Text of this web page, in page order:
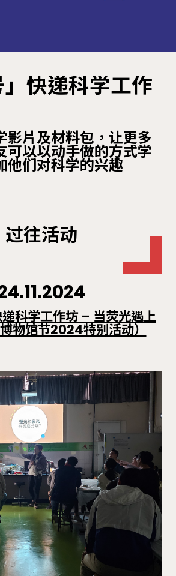
」快递科学工作
影片及材料包，让更多
可以以动手做的方式学
他们对科学的兴趣
过往活动
递科学工作坊 – 当荧光遇上
物馆节2024特别活动）